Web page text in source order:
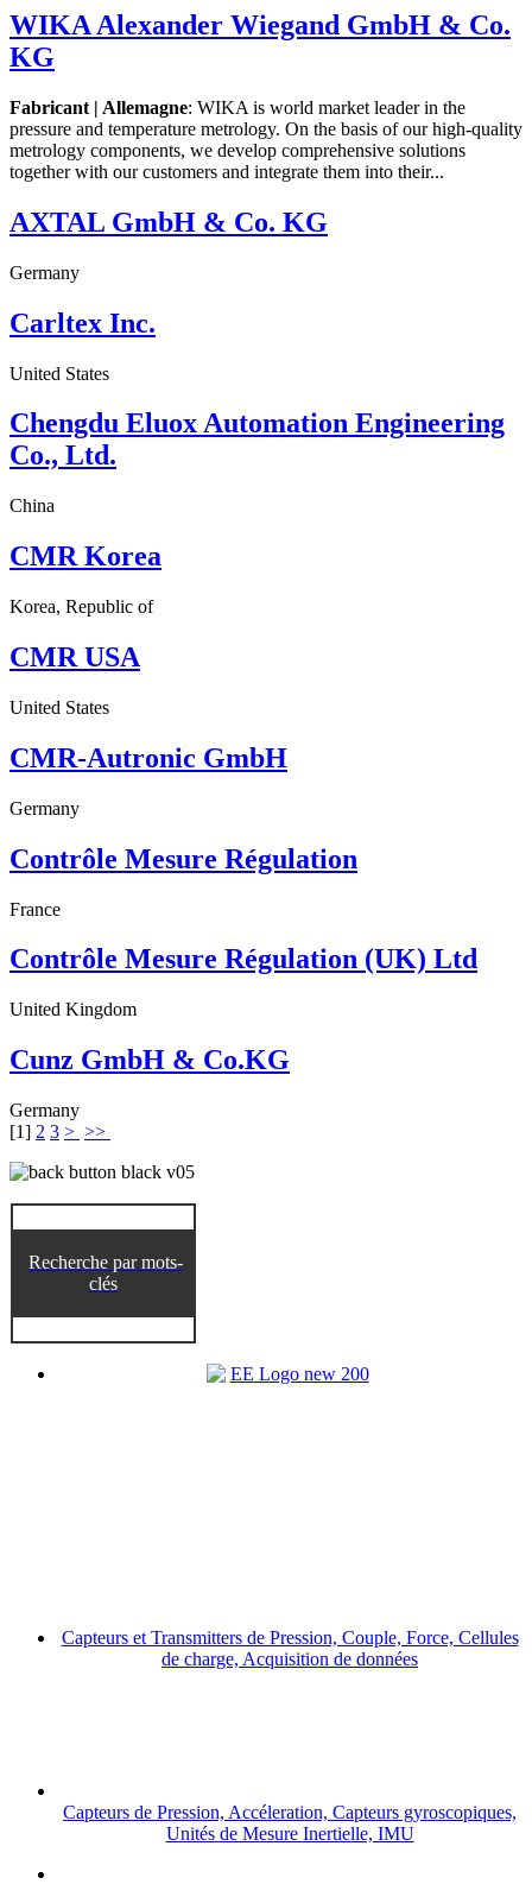
WIKA Alexander Wiegand GmbH & Co.
KG
Fabricant | Allemagne: WIKA is world market leader in the
pressure and temperature metrology. On the basis of our high-quality
metrology components, we develop comprehensive solutions
together with our customers and integrate them into their...
AXTAL GmbH & Co. KG
Germany
Carltex Inc.
United States
Chengdu Eluox Automation Engineering
Co., Ltd.
China
CMR Korea
Korea, Republic of
CMR USA
United States
CMR-Autronic GmbH
Germany
Contrôle Mesure Régulation
France
Contrôle Mesure Régulation (UK) Ltd
United Kingdom
Cunz GmbH & Co.KG
Germany
[1] 2 3 > >>
Recherche par mots-
clés
Capteurs et Transmitters de Pression, Couple, Force, Cellules
de charge, Acquisition de données
Capteurs de Pression, Accéleration, Capteurs gyroscopiques,
Unités de Mesure Inertielle, IMU